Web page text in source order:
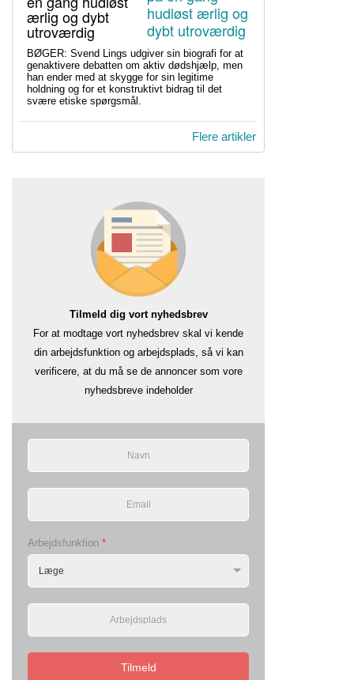
ærlig og dybt
utroværdig
BØGER: Svend Lings udgiver sin biografi for at
genaktivere debatten om aktiv dødshjælp, men
han ender med at skygge for sin legitime
holdning og for et konstruktivt bidrag til det
svære etiske spørgsmål.
Flere artikler
Tilmeld dig vort nyhedsbrev
For at modtage vort nyhedsbrev skal vi kende
din arbejdsfunktion og arbejdsplads, så vi kan
verificere, at du må se de annoncer som vore
nyhedsbreve indeholder
Arbejdsfunktion *
Tilmeld